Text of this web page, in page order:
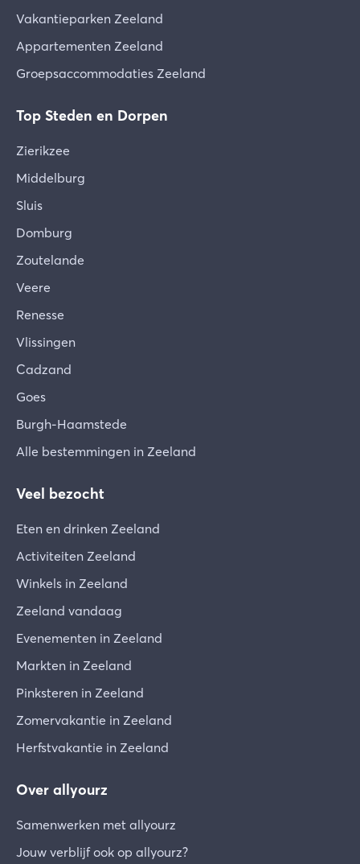
Vakantieparken Zeeland
Appartementen Zeeland
Groepsaccommodaties Zeeland
Top Steden en Dorpen
Zierikzee
Middelburg
Sluis
Domburg
Zoutelande
Veere
Renesse
Vlissingen
Cadzand
Goes
Burgh-Haamstede
Alle bestemmingen in Zeeland
Veel bezocht
Eten en drinken Zeeland
Activiteiten Zeeland
Winkels in Zeeland
Zeeland vandaag
Evenementen in Zeeland
Markten in Zeeland
Pinksteren in Zeeland
Zomervakantie in Zeeland
Herfstvakantie in Zeeland
Over allyourz
Samenwerken met allyourz
Jouw verblijf ook op allyourz?